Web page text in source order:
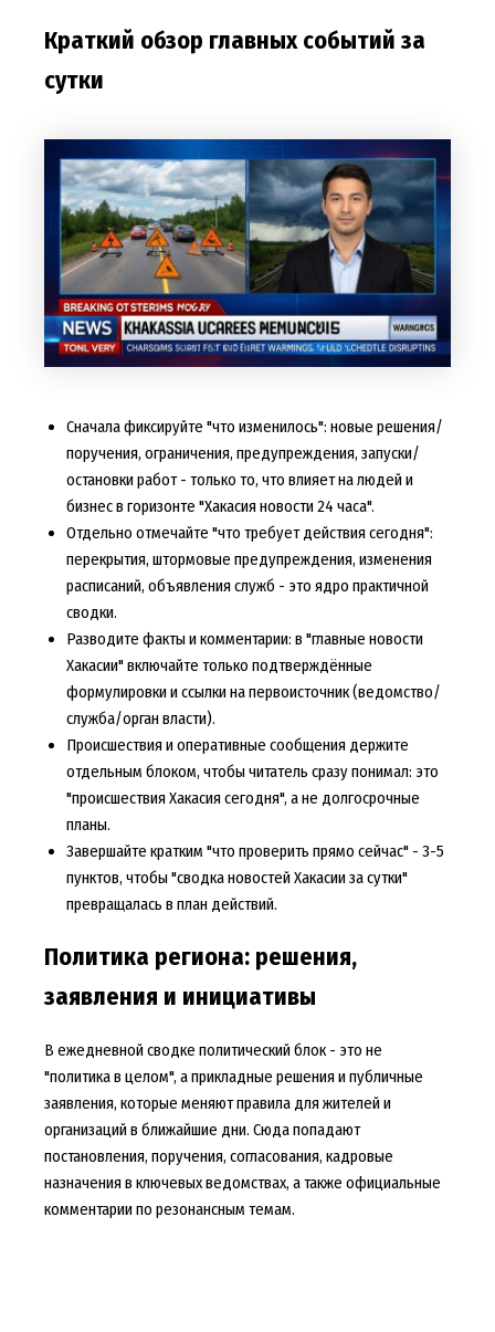
Краткий обзор главных событий за
сутки
Сначала фиксируйте "что изменилось": новые решения/
поручения, ограничения, предупреждения, запуски/
остановки работ - только то, что влияет на людей и
бизнес в горизонте "Хакасия новости 24 часа".
Отдельно отмечайте "что требует действия сегодня":
перекрытия, штормовые предупреждения, изменения
расписаний, объявления служб - это ядро практичной
сводки.
Разводите факты и комментарии: в "главные новости
Хакасии" включайте только подтверждённые
формулировки и ссылки на первоисточник (ведомство/
служба/орган власти).
Происшествия и оперативные сообщения держите
отдельным блоком, чтобы читатель сразу понимал: это
"происшествия Хакасия сегодня", а не долгосрочные
планы.
Завершайте кратким "что проверить прямо сейчас" - 3-5
пунктов, чтобы "сводка новостей Хакасии за сутки"
превращалась в план действий.
Политика региона: решения,
заявления и инициативы
В ежедневной сводке политический блок - это не
"политика в целом", а прикладные решения и публичные
заявления, которые меняют правила для жителей и
организаций в ближайшие дни. Сюда попадают
постановления, поручения, согласования, кадровые
назначения в ключевых ведомствах, а также официальные
комментарии по резонансным темам.